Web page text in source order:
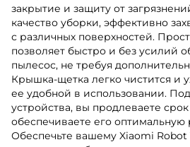
закрытие и защиту от
качество уборки, эффективно
с различных поверхностей.
позволяет быстро и без усилий
пылесос, не требуя
Крышка-щетка легко чистится и
ее удобной в использовании.
устройства, вы продлеваете
обеспечиваете его оптимальную
Обеспечьте вашему Xiaomi Robot